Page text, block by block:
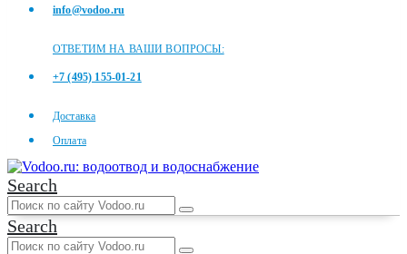
info@vodoo.ru
ОТВЕТИМ НА ВАШИ ВОПРОСЫ:
+7 (495) 155-01-21
Доставка
Оплата
Search
Search